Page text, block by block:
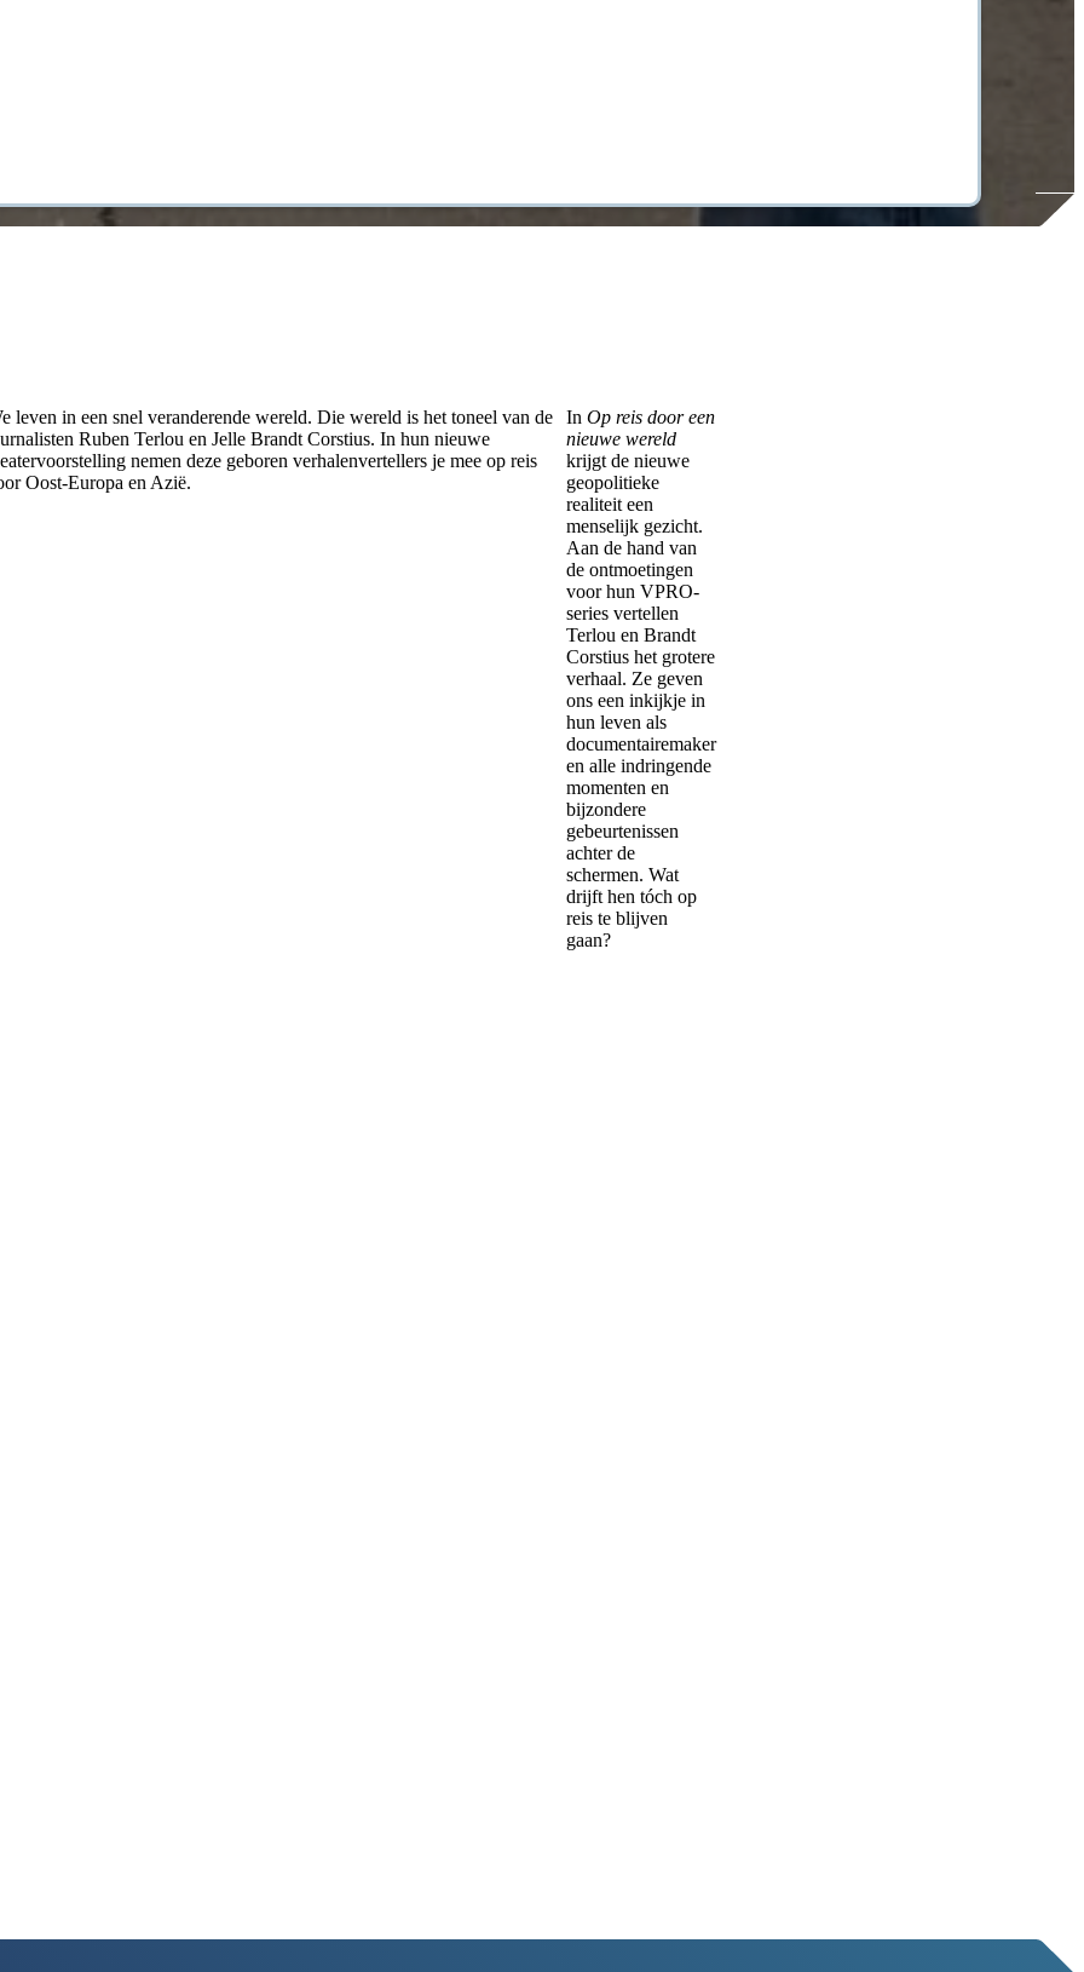
leven in een snel veranderende wereld. Die wereld is het toneel van de
Ruben Terlou en Jelle Brandt Corstius. In hun nieuwe
nemen deze geboren verhalenvertellers je mee op reis
Oost-Europa en Azië.
In Op reis door een
nieuwe wereld
krijgt de nieuwe
geopolitieke
realiteit een
menselijk gezicht.
Aan de hand van
de ontmoetingen
voor hun VPRO-
series vertellen
Terlou en Brandt
Corstius het grotere
verhaal. Ze geven
ons een inkijkje in
hun leven als
documentairemaker
en alle indringende
momenten en
bijzondere
gebeurtenissen
achter de
schermen. Wat
drijft hen tóch op
reis te blijven
gaan?